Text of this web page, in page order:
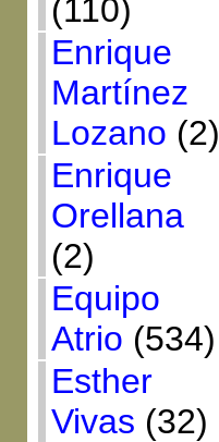
(110)
Enrique
Martínez
Lozano (2)
Enrique
Orellana
(2)
Equipo
Atrio (534)
Esther
Vivas (32)